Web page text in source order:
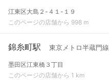
江東区大島２-４１-１９
このページの店舗から 998 m
錦糸町駅 東京メトロ半蔵門線
墨田区江東橋３丁目
このページの店舗から 1 km